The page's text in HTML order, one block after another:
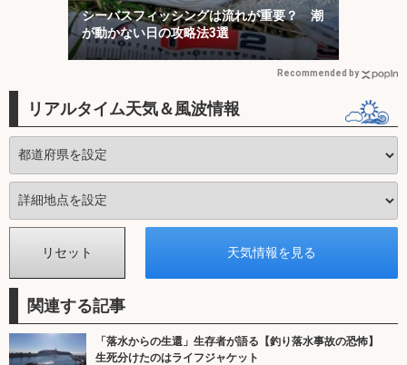
シーバスフィッシングは流れが重要？ 潮
が動かない日の攻略法3選
Recommended by
リアルタイム天気＆風波情報
関連する記事
「落水からの生還」生存者が語る【釣り落水事故の恐怖】
生死分けたのはライフジャケット